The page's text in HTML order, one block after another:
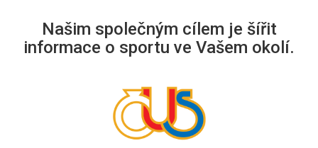
Našim společným cílem je šířit
informace o sportu ve Vašem okolí.